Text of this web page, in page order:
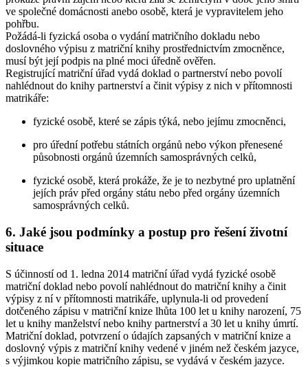
ve společné domácnosti anebo osobě, která je vypravitelem jeho
pohřbu.
Požádá-li fyzická osoba o vydání matričního dokladu nebo
doslovného výpisu z matriční knihy prostřednictvím zmocněnce,
musí být její podpis na plné moci úředně ověřen.
Registrující matriční úřad vydá doklad o partnerství nebo povolí
nahlédnout do knihy partnerství a činit výpisy z nich v přítomnosti
matrikáře:
fyzické osobě, které se zápis týká, nebo jejímu zmocněnci,
pro úřední potřebu státních orgánů nebo výkon přenesené
působnosti orgánů územních samosprávných celků,
fyzické osobě, která prokáže, že je to nezbytné pro uplatnění
jejích práv před orgány státu nebo před orgány územních
samosprávných celků.
6. Jaké jsou podmínky a postup pro řešení životní
situace
S účinností od 1. ledna 2014 matriční úřad vydá fyzické osobě
matriční doklad nebo povolí nahlédnout do matriční knihy a činit
výpisy z ní v přítomnosti matrikáře, uplynula-li od provedení
dotčeného zápisu v matriční knize lhůta 100 let u knihy narození, 75
let u knihy manželství nebo knihy partnerství a 30 let u knihy úmrtí.
Matriční doklad, potvrzení o údajích zapsaných v matriční knize a
doslovný výpis z matriční knihy vedené v jiném než českém jazyce,
s výjimkou kopie matričního zápisu, se vydává v českém jazyce.